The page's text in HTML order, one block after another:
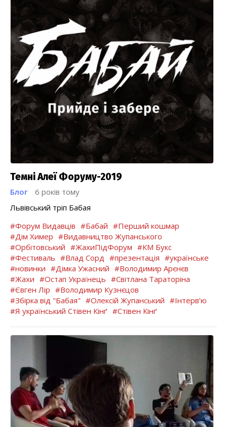
Темні Алеї Форуму-2019
Блог
6 років тому
Львівський тріп Бабая
#Форум Видавців #Бабай #Перший кошмар
#Дім Химер #Видавництво Жупанського
#Орбітовський #ЖахиПідФорум #КМ Букс
#Фестиваль #Влад Сорд #презентація #українське
#новинки #Дімка Ужасний #Володимир Арєнєв
#Жахи #Остап Українець #Світлана Тараторіна
#Євген Лір #Володимир Кузнєцов
#Збірка від "Бабая" #Олексій Жупанський #Інтерв’ю
#Я український Стівен Кінґ #Стівен Кінґ